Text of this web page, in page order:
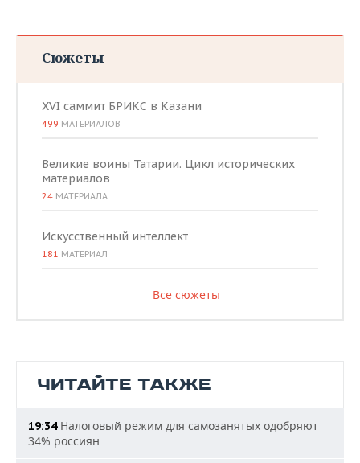
Сюжеты
XVI саммит БРИКС в Казани
499 МАТЕРИАЛОВ
Великие воины Татарии. Цикл исторических
материалов
24 МАТЕРИАЛА
Искусственный интеллект
181 МАТЕРИАЛ
Все сюжеты
ЧИТАЙТЕ ТАКЖЕ
19:34Налоговый режим для самозанятых одобряют
34% россиян